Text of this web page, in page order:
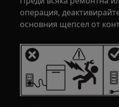
операция,
основния щепсел от